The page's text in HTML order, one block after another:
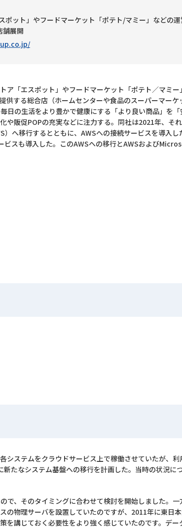
ポット」やフードマーケット「ポテト/マミー」などの
舗展開
「エスポット」やフードマーケット「ポテト／マミ
する総合店（ホームセンターや食品のスーパーマーケ
日の生活をより豊かで健康にする「より良い商品」を
販促POPの充実などに注力する。同社は2021年、そ
へ移行するとともに、AWSへの接続サービスを導入し
スも導入した。このAWSへの移行とAWSおよび
ステムをクラウドサービス上で稼働させていたが、
たなシステム基盤への移行を計画した。当時の状況に
で、そのタイミングに合わせて検討を開始しました。
物理サーバを設置していたのですが、2011年に東日
講じておく必要性をより強く感じていたのです。デ